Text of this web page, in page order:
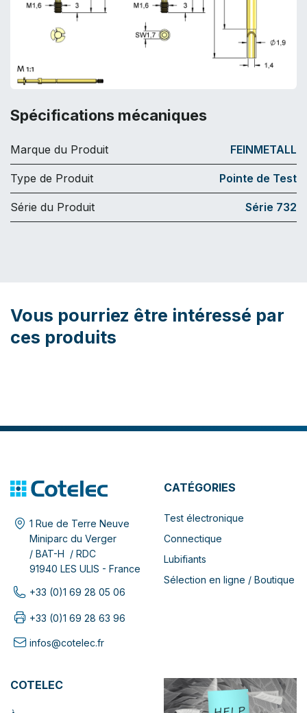
Spécifications mécaniques
Marque du Produit FEINMETALL
Type de Produit Pointe de Test
Série du Produit Série 732
Vous pourriez être intéressé par
ces produits
1 Rue de Terre Neuve
Miniparc du Verger
/ BAT-H / RDC
91940 LES ULIS - France
+33 (0)1 69 28 05 06
+33 (0)1 69 28 63 96
infos@cotelec.fr
CATÉGORIES
Test électronique
Connectique
Lubifiants
Sélection en ligne / Boutique
COTELEC